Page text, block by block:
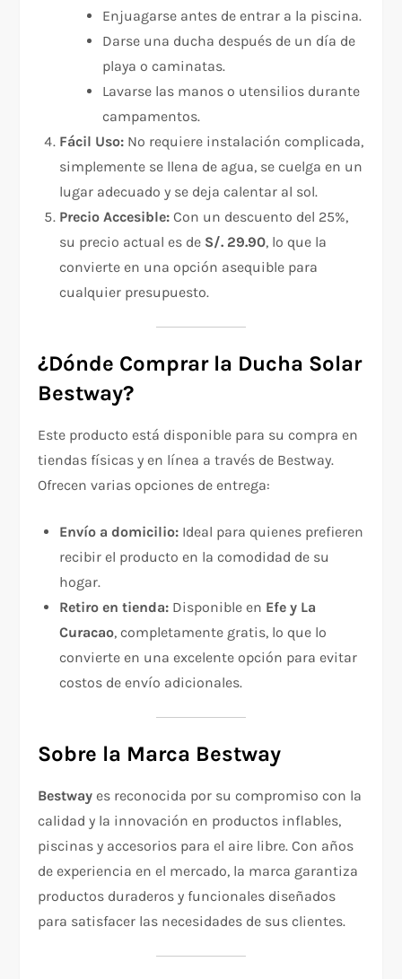
Enjuagarse antes de entrar a la piscina.
Darse una ducha después de un día de
playa o caminatas.
Lavarse las manos o utensilios durante
campamentos.
Fácil Uso: No requiere instalación complicada,
simplemente se llena de agua, se cuelga en un
lugar adecuado y se deja calentar al sol.
Precio Accesible: Con un descuento del 25%,
su precio actual es de S/. 29.90, lo que la
convierte en una opción asequible para
cualquier presupuesto.
¿Dónde Comprar la Ducha Solar
Bestway?
Este producto está disponible para su compra en
tiendas físicas y en línea a través de Bestway.
Ofrecen varias opciones de entrega:
Envío a domicilio: Ideal para quienes prefieren
recibir el producto en la comodidad de su
hogar.
Retiro en tienda: Disponible en Efe y La
Curacao, completamente gratis, lo que lo
convierte en una excelente opción para evitar
costos de envío adicionales.
Sobre la Marca Bestway
Bestway es reconocida por su compromiso con la
calidad y la innovación en productos inflables,
piscinas y accesorios para el aire libre. Con años
de experiencia en el mercado, la marca garantiza
productos duraderos y funcionales diseñados
para satisfacer las necesidades de sus clientes.